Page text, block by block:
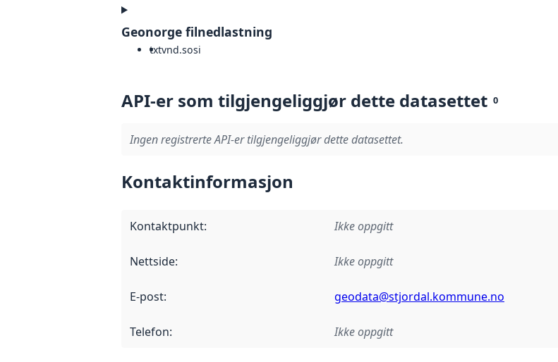
Geonorge filnedlastning
txtvnd.sosi
API-er som tilgjengeliggjør dette datasettet 0
Ingen registrerte API-er tilgjengeliggjør dette datasettet.
Kontaktinformasjon
Kontaktpunkt: Ikke oppgitt
Nettside: Ikke oppgitt
E-post: geodata@stjordal.kommune.no
Telefon: Ikke oppgitt